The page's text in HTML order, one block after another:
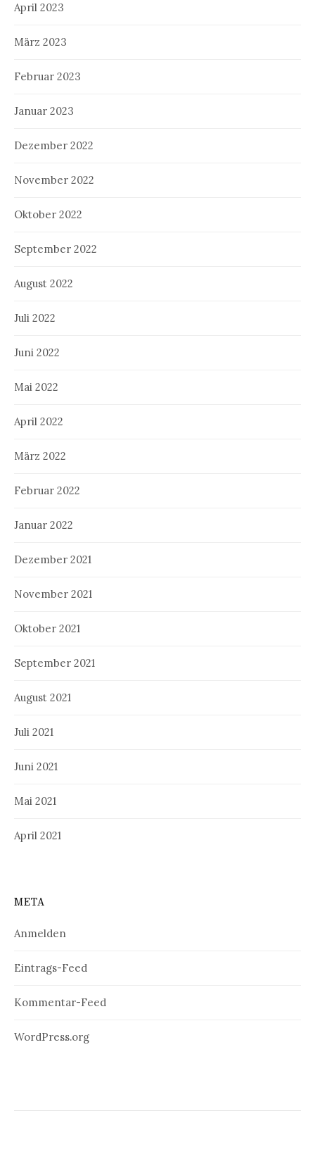
April 2023
März 2023
Februar 2023
Januar 2023
Dezember 2022
November 2022
Oktober 2022
September 2022
August 2022
Juli 2022
Juni 2022
Mai 2022
April 2022
März 2022
Februar 2022
Januar 2022
Dezember 2021
November 2021
Oktober 2021
September 2021
August 2021
Juli 2021
Juni 2021
Mai 2021
April 2021
META
Anmelden
Eintrags-Feed
Kommentar-Feed
WordPress.org